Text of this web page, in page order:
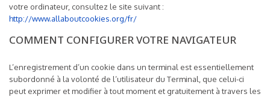
votre ordinateur, consultez le site suivant :
http://www.allaboutcookies.org/fr/
COMMENT CONFIGURER VOTRE NAVIGATEUR
L’enregistrement d’un cookie dans un terminal est essentiellement
subordonné à la volonté de l’utilisateur du Terminal, que celui-ci
peut exprimer et modifier à tout moment et gratuitement à travers les